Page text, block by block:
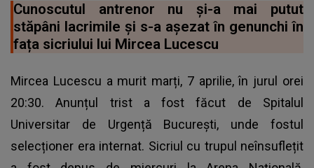
Cunoscutul antrenor nu şi-a mai putut
stăpâni lacrimile şi s-a aşezat în genunchi în
fața sicriului lui Mircea Lucescu
Mircea Lucescu a murit marți, 7 aprilie, în jurul orei
20:30. Anunțul trist a fost făcut de Spitalul
Universitar de Urgență București, unde fostul
selecționer era internat. Sicriul cu trupul neînsuflețit